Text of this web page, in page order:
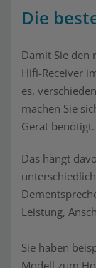
Die
Damit Sie den
Hifi-Receiver
es,
machen Sie
Gerät benötigt.
Das hängt
Leistung,
Sie haben
Modell zum